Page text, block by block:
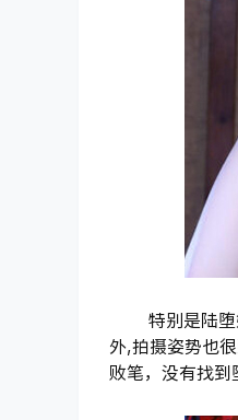
特别是陆
外,拍摄姿势也
败笔，没有找